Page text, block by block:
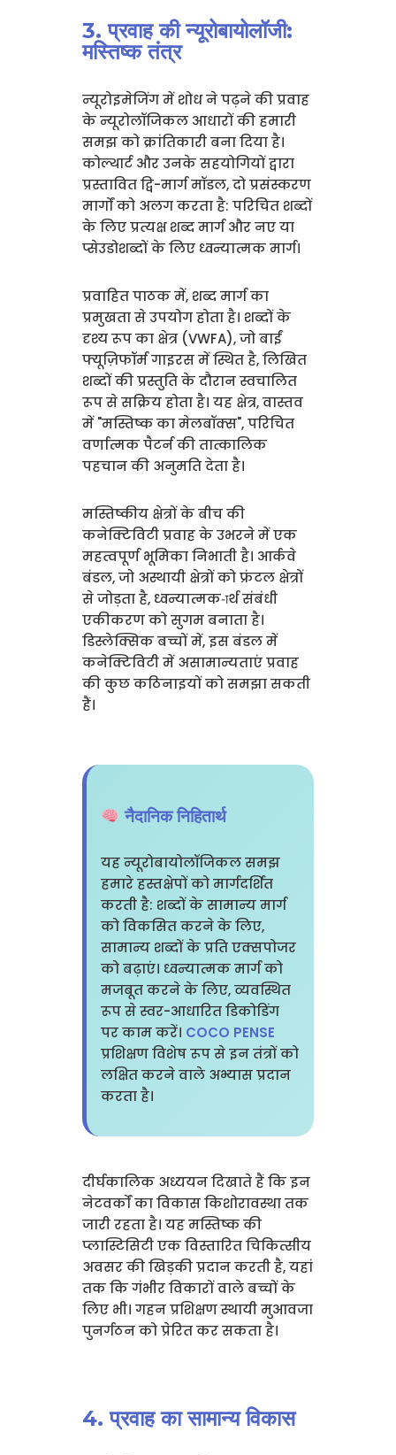
3. प्रवाह की न्यूरोबायोलॉजी:
मस्तिष्क तंत्र
न्यूरोइमेजिंग में शोध ने पढ़ने की प्रवाह
के न्यूरोलॉजिकल आधारों की हमारी
समझ को क्रांतिकारी बना दिया है।
कोल्थार्ट और उनके सहयोगियों द्वारा
प्रस्तावित द्वि-मार्ग मॉडल, दो प्रसंस्करण
मार्गों को अलग करता है: परिचित शब्दों
के लिए प्रत्यक्ष शब्द मार्ग और नए या
प्सेउडोशब्दों के लिए ध्वन्यात्मक मार्ग।
प्रवाहित पाठक में, शब्द मार्ग का
प्रमुखता से उपयोग होता है। शब्दों के
दृश्य रूप का क्षेत्र (VWFA), जो बाईं
फ्यूज़िफॉर्म गाइरस में स्थित है, लिखित
शब्दों की प्रस्तुति के दौरान स्वचालित
रूप से सक्रिय होता है। यह क्षेत्र, वास्तव
में "मस्तिष्क का मेलबॉक्स", परिचित
वर्णात्मक पैटर्न की तात्कालिक
पहचान की अनुमति देता है।
मस्तिष्कीय क्षेत्रों के बीच की
कनेक्टिविटी प्रवाह के उभरने में एक
महत्वपूर्ण भूमिका निभाती है। आर्कवे
बंडल, जो अस्थायी क्षेत्रों को फ्रंटल क्षेत्रों
से जोड़ता है, ध्वन्यात्मक-ार्थ संबंधी
एकीकरण को सुगम बनाता है।
डिस्लेक्सिक बच्चों में, इस बंडल में
कनेक्टिविटी में असामान्यताएं प्रवाह
की कुछ कठिनाइयों को समझा सकती
हैं।
नैदानिक निहितार्थ
यह न्यूरोबायोलॉजिकल समझ
हमारे हस्तक्षेपों को मार्गदर्शित
करती है: शब्दों के सामान्य मार्ग
को विकसित करने के लिए,
सामान्य शब्दों के प्रति एक्सपोजर
को बढ़ाएं। ध्वन्यात्मक मार्ग को
मजबूत करने के लिए, व्यवस्थित
रूप से स्वर-आधारित डिकोडिंग
पर काम करें। COCO PENSE
प्रशिक्षण विशेष रूप से इन तंत्रों को
लक्षित करने वाले अभ्यास प्रदान
करता है।
दीर्घकालिक अध्ययन दिखाते हैं कि इन
नेटवर्कों का विकास किशोरावस्था तक
जारी रहता है। यह मस्तिष्क की
प्लास्टिसिटी एक विस्तारित चिकित्सीय
अवसर की खिड़की प्रदान करती है, यहां
तक कि गंभीर विकारों वाले बच्चों के
लिए भी। गहन प्रशिक्षण स्थायी मुआवजा
पुनर्गठन को प्रेरित कर सकता है।
4. प्रवाह का सामान्य विकास